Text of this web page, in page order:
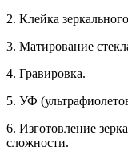
2. Клейка
3. Матирование
4. Гравировка.
5. УФ
6. Изготовление
сложности.